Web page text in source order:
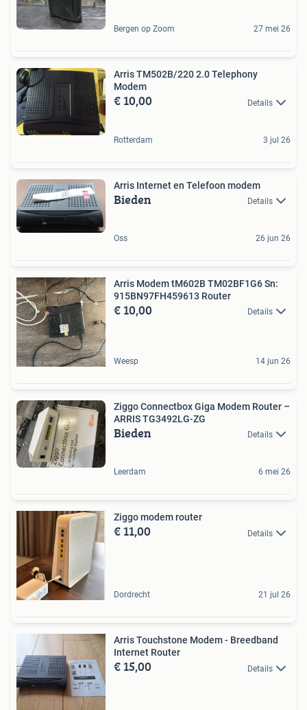
Bergen op Zoom 27 mei 26
Arris TM502B/220 2.0 Telephony
Modem
€ 10,00 Details
Rotterdam 3 jul 26
Arris Internet en Telefoon modem
Bieden Details
Oss 26 jun 26
Arris Modem tM602B TM02BF1G6 Sn:
915BN97FH459613 Router
€ 10,00 Details
Weesp 14 jun 26
Ziggo Connectbox Giga Modem Router –
ARRIS TG3492LG-ZG
Bieden Details
Leerdam 6 mei 26
Ziggo modem router
€ 11,00 Details
Dordrecht 21 jul 26
Arris Touchstone Modem - Breedband
Internet Router
€ 15,00 Details